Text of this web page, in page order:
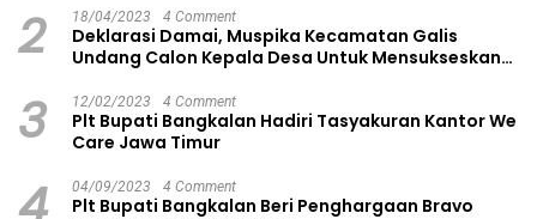
2 18/04/2023 4 Comment
Deklarasi Damai, Muspika Kecamatan Galis
Undang Calon Kepala Desa Untuk Mensukseskan
3 12/02/2023 4 Comment
Plt Bupati Bangkalan Hadiri Tasyakuran Kantor We
Care Jawa Timur
04/09/2023 4 Comment
Plt Bupati Bangkalan Beri Penghargaan Bravo